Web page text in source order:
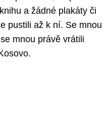
a žádné plakáty či
pustili až k ní. Se mnou
mnou právě vrátili